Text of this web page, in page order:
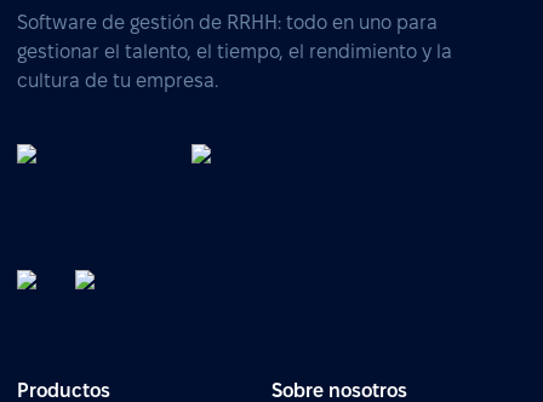
Software de gestión de RRHH: todo en uno para
gestionar el talento, el tiempo, el rendimiento y la
cultura de tu empresa.
Productos Sobre nosotros